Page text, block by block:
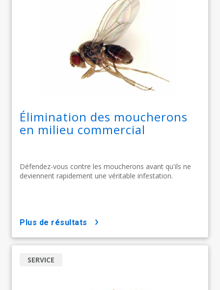
Élimination des moucherons
en milieu commercial
Défendez-vous contre les moucherons avant qu'ils ne
deviennent rapidement une véritable infestation.
plus de résultats
SERVICE